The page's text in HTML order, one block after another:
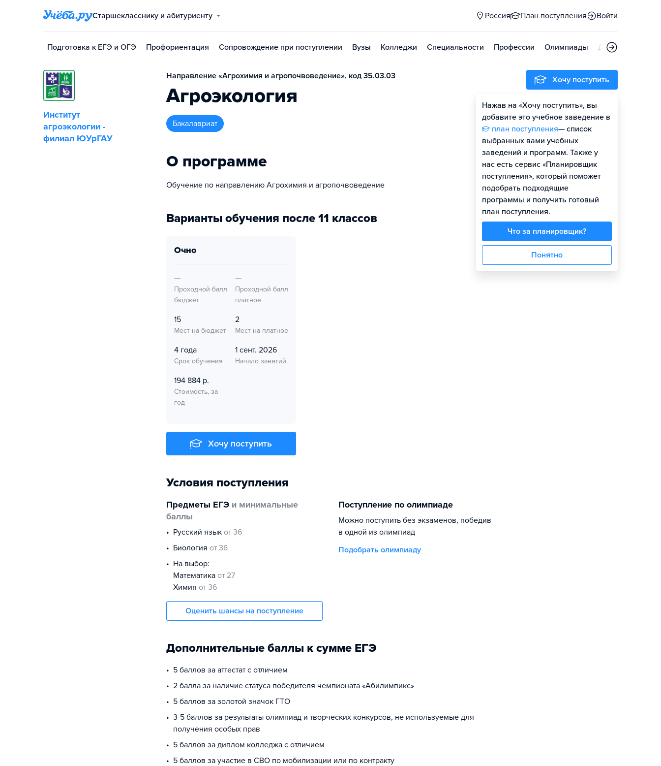
Старшекласснику и абитуриенту Россия План поступления Войти
Подготовка к ЕГЭ и ОГЭ Профориентация Сопровождение при поступлении Вузы Колледжи Специальности Профессии Олимпиады Дни открытых
Институт
агроэкологии -
филиал ЮУрГАУ
Направление «Агрохимия и агропочвоведение», код 35.03.03
Агроэкология
бакалавриат
О программе
Обучение по направлению Агрохимия и агропочвоведение
Варианты обучения после 11 классов
очно
—
Проходной балл
бюджет
—
Проходной балл
платное
15
Мест на бюджет
2
Мест на платное
4 года
Срок обучения
1 сент. 2026
Начало занятий
194 884 р.
Стоимость, за
год
Хочу поступить
Условия поступления
Предметы ЕГЭ и минимальные
баллы
русский язык от 36
биология от 36
На выбор:
математика от 27
химия от 36
Оценить шансы на поступление
Поступление по олимпиаде
Можно поступить без экзаменов, победив
в одной из олимпиад
Подобрать олимпиаду
Дополнительные баллы к сумме ЕГЭ
5 баллов за аттестат с отличием
2 балла за наличие статуса победителя чемпионата «Абилимпикс»
5 баллов за золотой значок ГТО
3-5 баллов за результаты олимпиад и творческих конкурсов, не используемые для
получения особых прав
5 баллов за диплом колледжа с отличием
5 баллов за участие в СВО по мобилизации или по контракту
Хочу поступить
Нажав на «Хочу поступить», вы
добавите это учебное заведение в
план поступления— список
выбранных вами учебных
заведений и программ. Также у
нас есть сервис «Планировщик
поступления», который поможет
подобрать подходящие
программы и получить готовый
план поступления.
Что за планировщик?
Понятно
Оценить шансы